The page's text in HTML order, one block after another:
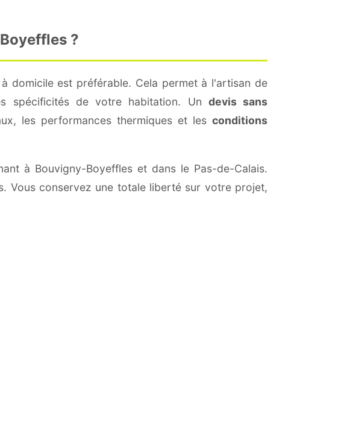
?
à domicile est préférable. Cela permet à l'artisan de
spécificités de votre habitation. Un devis sans
les performances thermiques et les conditions
à Bouvigny-Boyeffles et dans le Pas-de-Calais.
Vous conservez une totale liberté sur votre projet,